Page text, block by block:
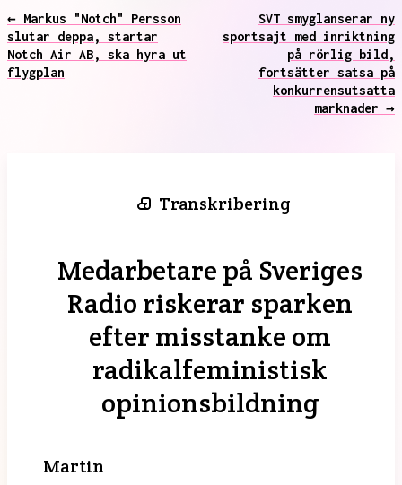
← Markus "Notch" Persson
slutar deppa, startar
Notch Air AB, ska hyra ut
flygplan
SVT smyglanserar ny
sportsajt med inriktning
på rörlig bild,
fortsätter satsa på
konkurrensutsatta
marknader →
Transkribering
Medarbetare på Sveriges
Radio riskerar sparken
efter misstanke om
radikalfeministisk
opinionsbildning
Martin